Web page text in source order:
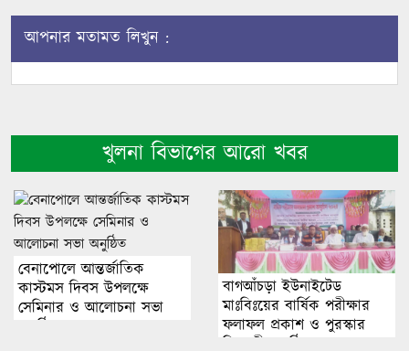
আপনার মতামত লিখুন :
খুলনা বিভাগের আরো খবর
বেনাপোলে আন্তর্জাতিক
কাস্টমস দিবস উপলক্ষে
সেমিনার ও আলোচনা সভা
অনুষ্ঠিত
বাগআঁচড়া ইউনাইটেড
মাঃবিঃয়ের বার্ষিক পরীক্ষার
ফলাফল প্রকাশ ও পুরস্কার